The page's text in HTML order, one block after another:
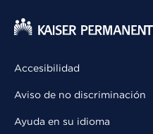
Accesibilidad
Aviso de no discriminación
Ayuda en su idioma